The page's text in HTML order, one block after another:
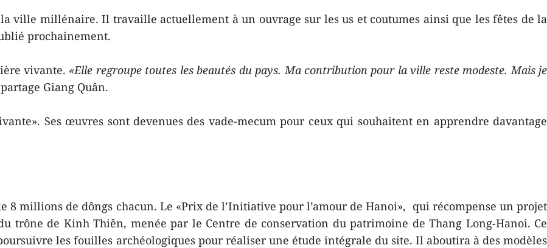
ville millénaire. Il travaille actuellement à un ouvrage sur les us et coutumes ainsi que les fêtes de la
prochainement.
vivante. «Elle regroupe toutes les beautés du pays. Ma contribution pour la ville reste modeste. Mais je
partage Giang Quân.
Ses œuvres sont devenues des vade-mecum pour ceux qui souhaitent en apprendre davantage
8 millions de dôngs chacun. Le «Prix de l’Initiative pour l’amour de Hanoi», qui récompense un projet
trône de Kinh Thiên, menée par le Centre de conservation du patrimoine de Thang Long-Hanoi. Ce
les fouilles archéologiques pour réaliser une étude intégrale du site. Il aboutira à des modèles